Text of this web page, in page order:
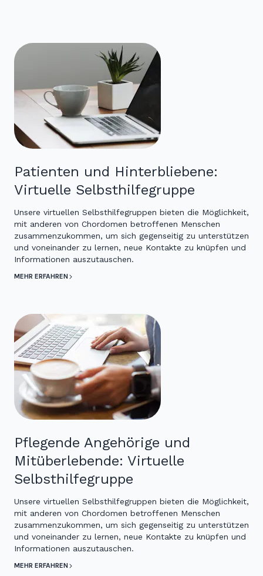
Patienten und Hinterbliebene:
Virtuelle Selbsthilfegruppe
Unsere virtuellen Selbsthilfegruppen bieten die Möglichkeit,
mit anderen von Chordomen betroffenen Menschen
zusammenzukommen, um sich gegenseitig zu unterstützen
und voneinander zu lernen, neue Kontakte zu knüpfen und
Informationen auszutauschen.
MEHR ERFAHREN
Pflegende Angehörige und
Mitüberlebende: Virtuelle
Selbsthilfegruppe
Unsere virtuellen Selbsthilfegruppen bieten die Möglichkeit,
mit anderen von Chordomen betroffenen Menschen
zusammenzukommen, um sich gegenseitig zu unterstützen
und voneinander zu lernen, neue Kontakte zu knüpfen und
Informationen auszutauschen.
MEHR ERFAHREN